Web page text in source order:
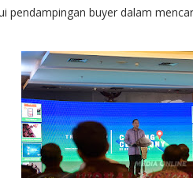
pendampingan buyer dalam